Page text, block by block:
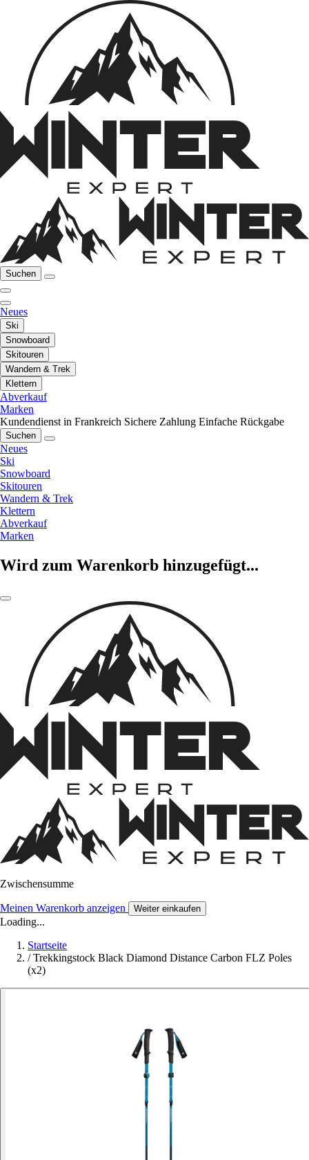
Suchen
Neues
Ski
Snowboard
Skitouren
Wandern & Trek
Klettern
Abverkauf
Marken
Kundendienst in Frankreich Sichere Zahlung Einfache Rückgabe
Suchen
Neues
Ski
Snowboard
Skitouren
Wandern & Trek
Klettern
Abverkauf
Marken
Wird zum Warenkorb hinzugefügt...
Zwischensumme
Meinen Warenkorb anzeigen Weiter einkaufen
Loading...
Startseite
/ Trekkingstock Black Diamond Distance Carbon FLZ Poles
(x2)